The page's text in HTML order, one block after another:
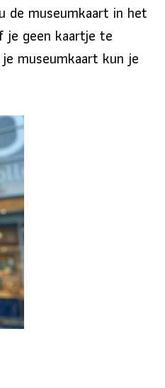
de museumkaart in het
je geen kaartje te
museumkaart kun je